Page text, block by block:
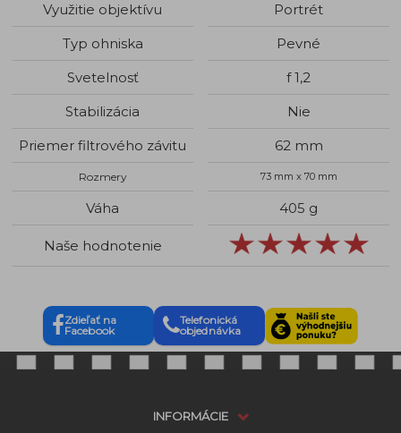
Využitie objektívu
Portrét
Typ ohniska
Pevné
Svetelnosť
f 1,2
Stabilizácia
Nie
Priemer filtrového závitu
62 mm
Rozmery 73 mm x 70 mm
Váha 405 g
Naše hodnotenie
Zdieľať na
Facebook
Telefonická
objednávka
INFORMÁCIE